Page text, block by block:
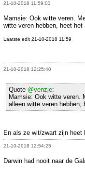
21-10-2018 11:59:03
Mamsie: Ook witte veren.
witte veren hebben, heet het
Laatste edit 21-10-2018 11:59
21-10-2018 12:25:40
Quote @venzje:
Mamsie: Ook witte veren.
alleen witte veren hebben,
En als ze wit/zwart zijn heet
21-10-2018 12:54:25
Darwin had nooit naar de